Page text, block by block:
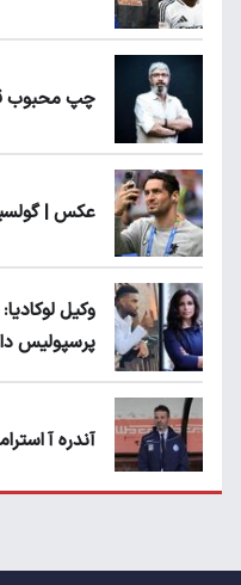
چپ محبوب
عکس |
وکیل
پرسپولیس
آندره آ
حسن روی